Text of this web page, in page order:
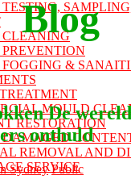
&
MOULD
RESTORATION
REMOVAL AND
SERVICE
Blog
De
onthuld
SydneyCategories
Public